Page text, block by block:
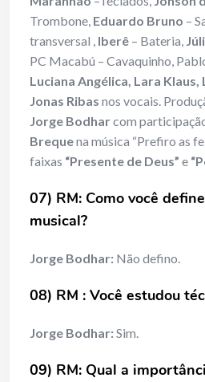
Trombone, Eduardo Bruno –
transversal , Iberê – Bateria,
PC Macabú – Cavaquinho,
Luciana Angélica, Lara Klaus,
Jonas Ribas nos vocais.
Jorge Bodharcom
Brequena música “Prefiro as
faixas “Presente de Deus” e
07) RM: Como você
musical?
Jorge Bodhar: Não defino.
08) RM : Você estudou
Jorge Bodhar:Sim.
09) RM: Qual a